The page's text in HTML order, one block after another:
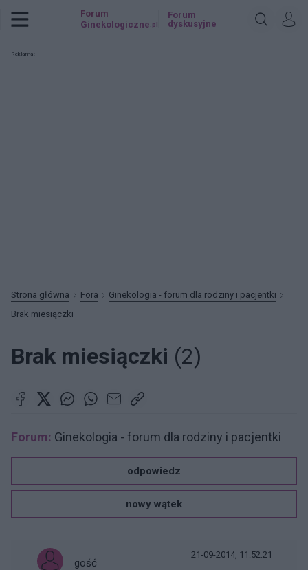
Forum
Ginekologiczne .pl
Forum
dyskusyjne
Reklama:
Strona główna Fora
Ginekologia - forum dla rodziny i pacjentki
Brak miesiączki
Brak miesiączki (2)
Forum: Ginekologia - forum dla rodziny i pacjentki
odpowiedz
nowy wątek
gość
21-09-2014, 11:52:21